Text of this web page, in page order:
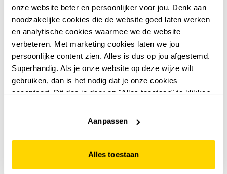
onze website beter en persoonlijker voor jou. Denk aan
noodzakelijke cookies die de website goed laten werken
en analytische cookies waarmee we de website
verbeteren. Met marketing cookies laten we jou
persoonlijke content zien. Alles is dus op jou afgestemd.
Superhandig. Als je onze website op deze wijze wilt
gebruiken, dan is het nodig dat je onze cookies
accepteert. Dit doe je door op "Alles toestaan" te klikken.
website niet optimaal functioneert.
Aanpassen
Alles toestaan